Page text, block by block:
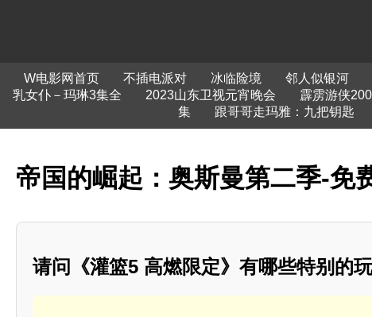
W电影网首页 不插电派对 冰临险境 邻人似银河
乳女仆－玛琳3集全
2023山东卫视元宵晚会 霹雳游侠
集
跟哥哥走玛雅：九把钥匙
帝国的崛起：奥斯曼第二季-免
请问《灌篮5 高燃限定》有哪些特别的